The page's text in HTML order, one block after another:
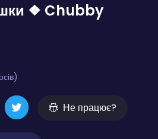
❖ Chubby
Не працює?